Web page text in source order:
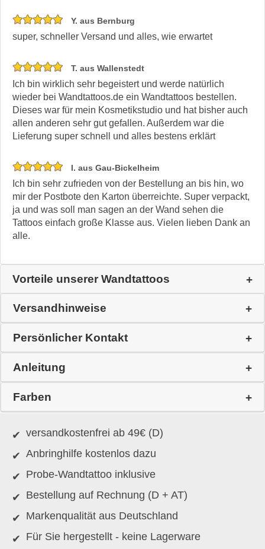
Y. aus Bernburg
super, schneller Versand und alles, wie erwartet
T. aus Wallenstedt
Ich bin wirklich sehr begeistert und werde natürlich
wieder bei Wandtattoos.de ein Wandtattoos bestellen.
Dieses war für mein Kosmetikstudio und hat bisher auch
allen anderen sehr gut gefallen. Außerdem war die
Lieferung super schnell und alles bestens erklärt
I. aus Gau-Bickelheim
Ich bin sehr zufrieden von der Bestellung an bis hin, wo
mir der Postbote den Karton überreichte. Super verpackt,
ja und was soll man sagen an der Wand sehen die
Tattoos einfach große Klasse aus. Vielen lieben Dank an
alle.
Vorteile unserer Wandtattoos
Versandhinweise
Persönlicher Kontakt
Anleitung
Farben
versandkostenfrei ab 49€ (D)
Anbringhilfe kostenlos dazu
Probe-Wandtattoo inklusive
Bestellung auf Rechnung (D + AT)
Markenqualität aus Deutschland
Für Sie hergestellt - keine Lagerware